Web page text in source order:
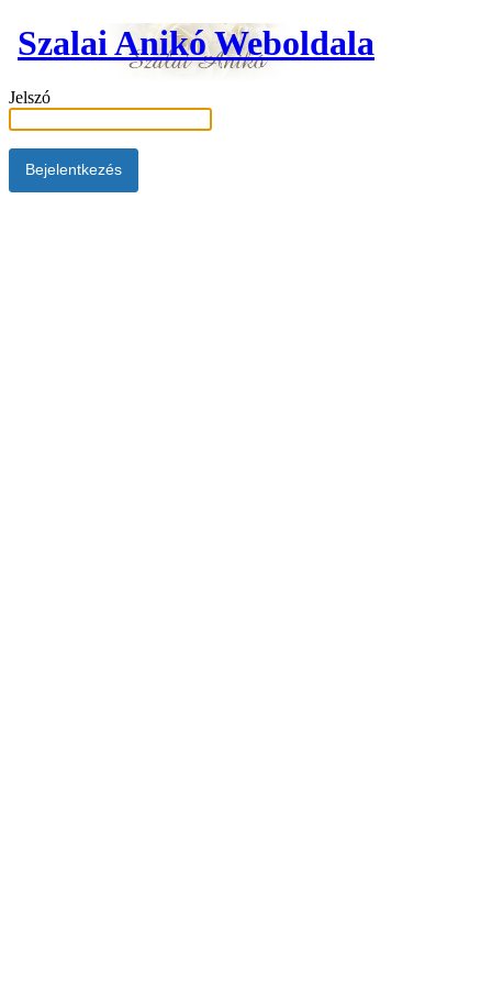
Szalai Anikó Weboldala
Jelszó